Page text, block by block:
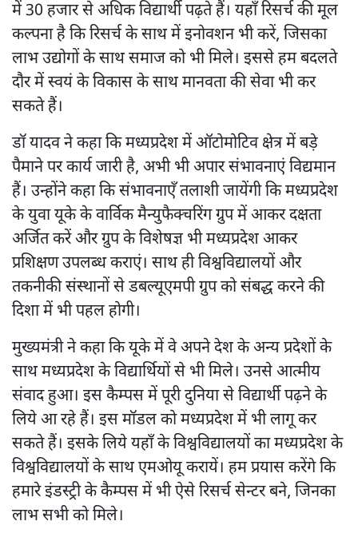
में 30 हजार से अधिक विद्यार्थी पढ़ते हैं। यहाँ रिसर्च की मूल
कल्पना है कि रिसर्च के साथ में इनोवशन भी करें, जिसका
लाभ उद्योगों के साथ समाज को भी मिले। इससे हम बदलते
दौर में स्वयं के विकास के साथ मानवता की सेवा भी कर
सकते हैं।
डॉ यादव ने कहा कि मध्यप्रदेश में ऑटोमोटिव क्षेत्र में बड़े
पैमाने पर कार्य जारी है, अभी भी अपार संभावनाएं विद्यमान
हैं। उन्होंने कहा कि संभावनाएँ तलाशी जायेंगी कि मध्यप्रदेश
के युवा यूके के वार्विक मैन्युफैक्चरिंग ग्रुप में आकर दक्षता
अर्जित करें और ग्रुप के विशेषज्ञ भी मध्यप्रदेश आकर
प्रशिक्षण उपलब्ध कराएं। साथ ही विश्वविद्यालयों और
तकनीकी संस्थानों से डबल्यूएमपी ग्रुप को संबद्ध करने की
दिशा में भी पहल होगी।
मुख्यमंत्री ने कहा कि यूके में वे अपने देश के अन्य प्रदेशों के
साथ मध्यप्रदेश के विद्यार्थियों से भी मिले। उनसे आत्मीय
संवाद हुआ। इस कैम्पस में पूरी दुनिया से विद्यार्थी पढ़ने के
लिये आ रहे हैं। इस मॉडल को मध्यप्रदेश में भी लागू कर
सकते हैं। इसके लिये यहाँ के विश्वविद्यालयों का मध्यप्रदेश के
विश्वविद्यालयों के साथ एमओयू करायें। हम प्रयास करेंगे कि
हमारे इंडस्ट्री के कैम्पस में भी ऐसे रिसर्च सेन्टर बने, जिनका
लाभ सभी को मिले।